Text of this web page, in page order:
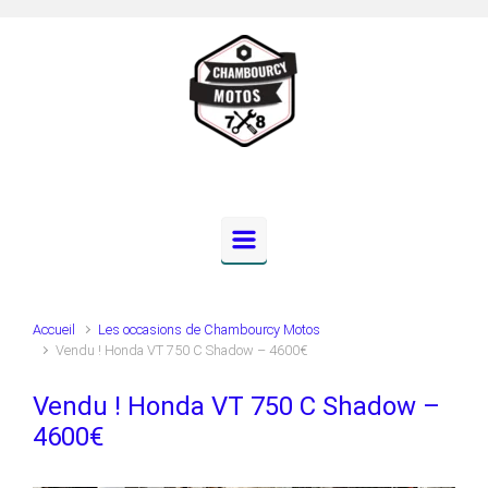
Accueil
Les occasions de Chambourcy Motos
Vendu ! Honda VT 750 C Shadow – 4600€
Vendu ! Honda VT 750 C Shadow –
4600€